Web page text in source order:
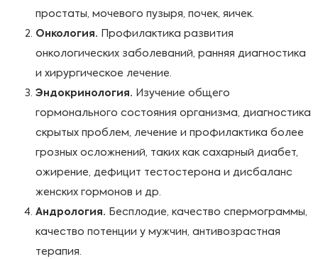
простаты, мочевого пузыря, почек, яичек.
Онкология. Профилактика развития
онкологических заболеваний, ранняя диагностика
и хирургическое лечение.
Эндокринология. Изучение общего
гормонального состояния организма, диагностика
скрытых проблем, лечение и профилактика более
грозных осложнений, таких как сахарный диабет,
ожирение, дефицит тестостерона и дисбаланс
женских гормонов и др.
Андрология. Бесплодие, качество спермограммы,
качество потенции у мужчин, антивозрастная
терапия.